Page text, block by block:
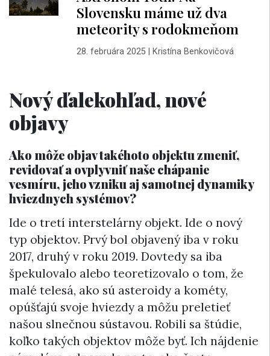
Slovensku máme už dva
meteority s rodokmeňom
28. februára 2025| Kristína Benkovičová
Nový ďalekohľad, nové
objavy
Ako môže objav takéhoto objektu zmeniť,
revidovať a ovplyvniť naše chápanie
vesmíru, jeho vzniku aj samotnej dynamiky
hviezdnych systémov?
Ide o tretí interstelárny objekt. Ide o nový
typ objektov. Prvý bol objavený iba v roku
2017, druhý v roku 2019. Dovtedy sa iba
špekulovalo alebo teoretizovalo o tom, že
malé telesá, ako sú asteroidy a kométy,
opúšťajú svoje hviezdy a môžu preletieť
našou slnečnou sústavou. Robili sa štúdie,
koľko takých objektov môže byť. Ich nájdenie